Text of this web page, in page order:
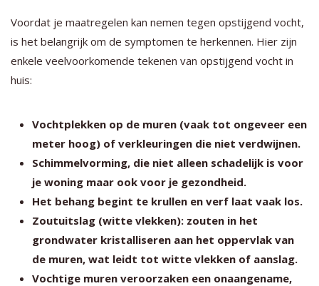
Voordat je maatregelen kan nemen tegen opstijgend vocht,
is het belangrijk om de symptomen te herkennen. Hier zijn
enkele veelvoorkomende tekenen van opstijgend vocht in
huis:
Vochtplekken op de muren (vaak tot ongeveer een
meter hoog) of verkleuringen die niet verdwijnen.
Schimmelvorming, die niet alleen schadelijk is voor
je woning maar ook voor je gezondheid.
Het behang begint te krullen en verf laat vaak los.
Zoutuitslag (witte vlekken): zouten in het
grondwater kristalliseren aan het oppervlak van
de muren, wat leidt tot witte vlekken of aanslag.
Vochtige muren veroorzaken een onaangename,